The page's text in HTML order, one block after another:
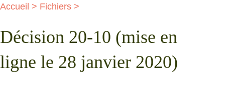
Accueil > Fichiers >
Décision 20-10 (mise en
ligne le 28 janvier 2020)